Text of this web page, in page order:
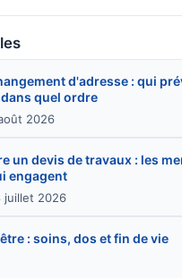
d'adresse : qui
quel ordre
2026
un devis de travaux : les
engagent
juillet 2026
: soins, dos et fin de vie